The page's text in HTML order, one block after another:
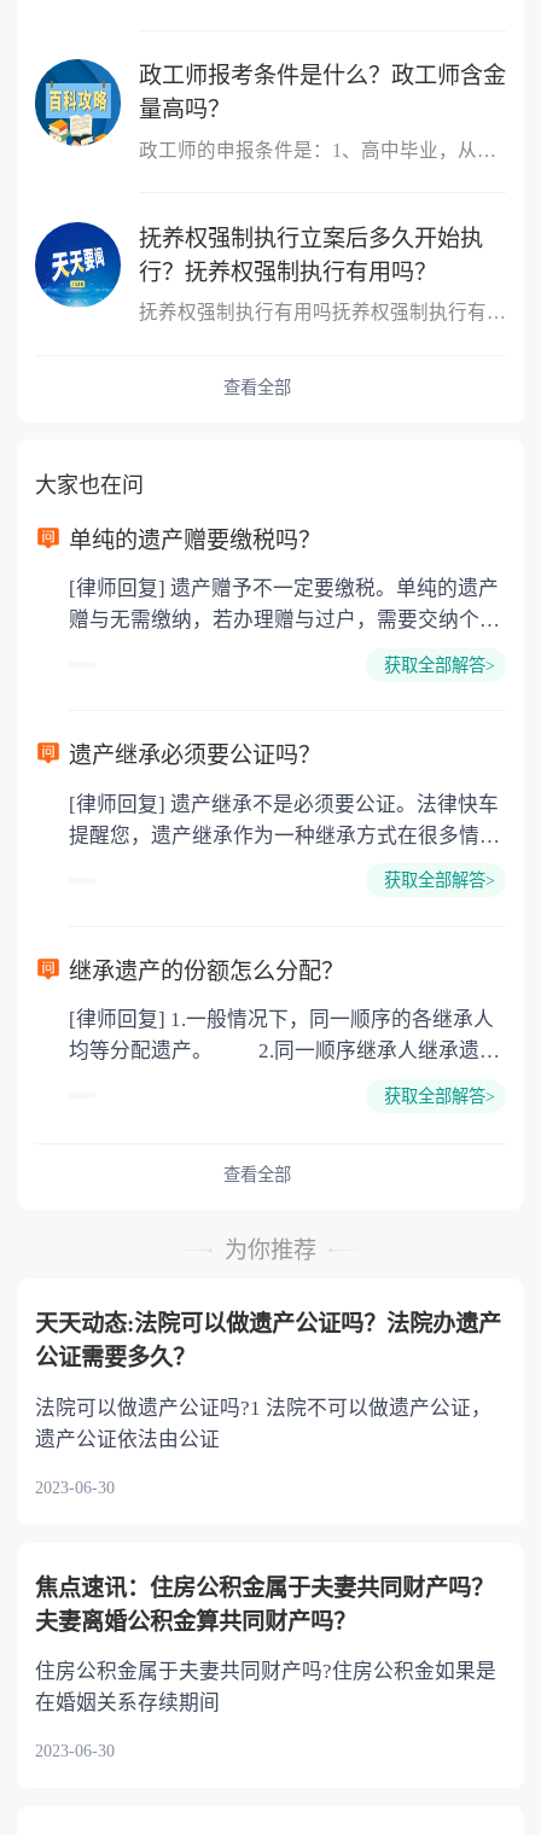
政工师报考条件是什么？政工师含金
量高吗？
政工师的申报条件是：1、高中毕业，从事思想政治工作三年以上;2、大
抚养权强制执行立案后多久开始执
行？抚养权强制执行有用吗？
抚养权强制执行有用吗抚养权强制执行有用，抚养权也是可以申请强制
查看全部
大家也在问
单纯的遗产赠要缴税吗？
[律师回复] 遗产赠予不一定要缴税。单纯的遗产
赠与无需缴纳，若办理赠与过户，需要交纳个人
所得税、契税和公证费。赠与过户是没有增值税
要缴纳公证费，具体如下： 1. 公证费：按房
3. 印花税：按房屋评估价的0.05%缴纳 4. 土
地增值税：按房价1%缴纳 5. 房屋产权登记费：
获取全部解答>
遗产继承必须要公证吗？
[律师回复] 遗产继承不是必须要公证。法律快车
提醒您，遗产继承作为一种继承方式在很多情况
下都是不需要公证的，当然，如果需要公正的也
以防对财产继承发生纠纷，可以对遗产继承进行
公证。
获取全部解答>
继承遗产的份额怎么分配？
[律师回复] 1.一般情况下，同一顺序的各继承人
均等分配遗产。 2.同一顺序继承人继承遗产
或者与被继承人共同生活的继承人，分配遗产
的继承人，不尽扶养义务的，分配遗产时，应当
获取全部解答>
查看全部
为你推荐
天天动态:法院可以做遗产公证吗？法院办遗产
公证需要多久？
法院可以做遗产公证吗?1 法院不可以做遗产公证，
遗产公证依法由公证
2023-06-30
焦点速讯：住房公积金属于夫妻共同财产吗？
夫妻离婚公积金算共同财产吗？
住房公积金属于夫妻共同财产吗?住房公积金如果是
在婚姻关系存续期间
2023-06-30